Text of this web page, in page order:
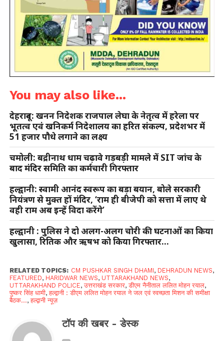
You may also like...
देहरादून: खनन निदेशक राजपाल लेघा के नेतृत्व में हरेला पर
भूतत्व एवं खनिकर्म निदेशालय का हरित संकल्प, प्रदेशभर में
51 हजार पौधे लगाने का लक्ष्य
चमोली: बद्रीनाथ धाम चढ़ावे गड़बड़ी मामले में SIT जांच के
बाद मंदिर समिति का कर्मचारी गिरफ्तार
हल्द्वानी: स्वामी आनंद स्वरूप का बड़ा बयान, बोले सरकारी
नियंत्रण से मुक्त हों मंदिर, ‘राम ही बीजेपी को सत्ता में लाए थे
वही राम अब इन्हें विदा करेंगे’
हल्द्वानी : पुलिस ने दो अलग-अलग चोरी की घटनाओं का किया
खुलासा, रितिक और ऋषभ को किया गिरफ्तार…
RELATED TOPICS: CM PUSHKAR SINGH DHAMI, DEHRADUN NEWS,
FEATURED, HARIDWAR NEWS, UTTARAKHAND NEWS,
UTTARAKHAND POLICE,उत्तराखंड सरकार,डीएम नैनीताल ललित मोहन रयाल,
पुष्कर सिंह धामी,हल्द्वानी : डीएम ललित मोहन रयाल ने जल एवं स्वच्छता मिशन की समीक्षा
बैठक...,हल्द्वानी न्यूज़
टॉप की खबर - डेस्क